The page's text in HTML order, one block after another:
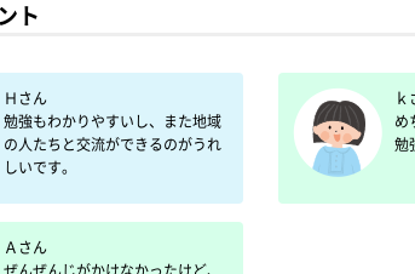
ト
Ｈさん
勉強もわかりやすいし、また地域
の人たちと交流ができるのがうれ
しいです。
ｋ
め
勉
Ａさん